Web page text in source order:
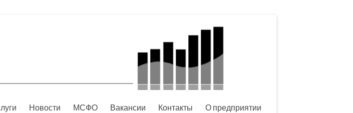
Новости МСФО Вакансии Контакты О предприятии